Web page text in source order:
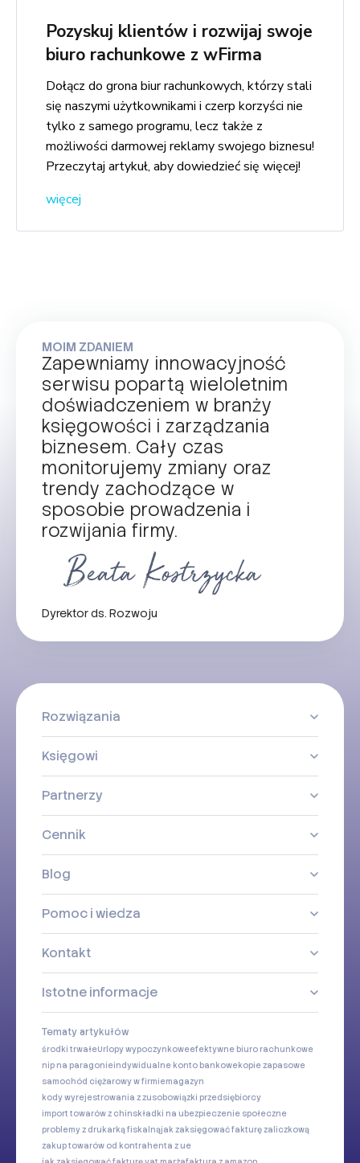
Pozyskuj klientów i rozwijaj swoje
biuro rachunkowe z wFirma
Dołącz do grona biur rachunkowych, którzy stali
się naszymi użytkownikami i czerp korzyści nie
tylko z samego programu, lecz także z
możliwości darmowej reklamy swojego biznesu!
Przeczytaj artykuł, aby dowiedzieć się więcej!
więcej
MOIM ZDANIEM
Zapewniamy innowacyjność
serwisu popartą wieloletnim
doświadczeniem w branży
księgowości i zarządzania
biznesem. Cały czas
monitorujemy zmiany oraz
trendy zachodzące w
sposobie prowadzenia i
rozwijania firmy.
Dyrektor ds. Rozwoju
Rozwiązania
Księgowi
Partnerzy
Cennik
Blog
Pomoc i wiedza
Kontakt
Istotne informacje
Tematy artykułów
środki trwałeUrlopy wypoczynkoweefektywne biuro rachunkowe
nip na paragonieindywidualne konto bankowekopie zapasowe
samochód ciężarowy w firmiemagazyn
kody wyrejestrowania z zusobowiązki przedsiębiorcy
import towarów z chinskładki na ubezpieczenie społeczne
problemy z drukarką fiskalnąjak zaksięgować fakturę zaliczkową
zakup towarów od kontrahenta z ue